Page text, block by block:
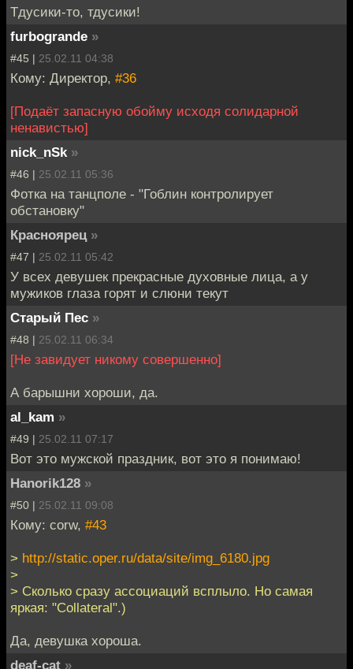
Тдусики-то, тдусики!
furbogrande »
#45 | 25.02.11 04:38
Кому: Директор, #36
[Подаёт запасную обойму исходя солидарной
ненавистью]
nick_nSk »
#46 | 25.02.11 05:36
Фотка на танцполе - "Гоблин контролирует
обстановку"
Красноярец »
#47 | 25.02.11 05:42
У всех девушек прекрасные духовные лица, а у
мужиков глаза горят и слюни текут
Старый Пес »
#48 | 25.02.11 06:34
[Не завидует никому совершенно]
А барышни хороши, да.
al_kam »
#49 | 25.02.11 07:17
Вот это мужской праздник, вот это я понимаю!
Hanorik128 »
#50 | 25.02.11 09:08
Кому: corw, #43
> http://static.oper.ru/data/site/img_6180.jpg
>
> Сколько сразу ассоциаций всплыло. Но самая
яркая: "Collateral".)
Да, девушка хороша.
deaf-cat »